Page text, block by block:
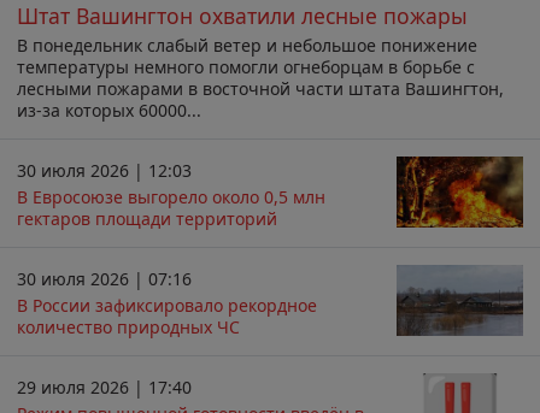
Штат Вашингтон охватили лесные пожары
В понедельник слабый ветер и небольшое понижение
температуры немного помогли огнеборцам в борьбе с
лесными пожарами в восточной части штата Вашингтон,
из-за которых 60000...
30 июля 2026 | 12:03
В Евросоюзе выгорело около 0,5 млн
гектаров площади территорий
30 июля 2026 | 07:16
В России зафиксировало рекордное
количество природных ЧС
29 июля 2026 | 17:40